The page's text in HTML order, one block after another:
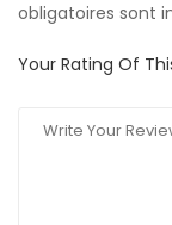
obligatoires sont
Your Rating Of